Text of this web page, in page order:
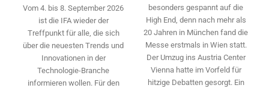
Vom 4. bis 8. September 2026
ist die IFA wieder der
Treffpunkt für alle, die sich
über die neuesten Trends und
Innovationen in der
Technologie-­Branche
informieren wollen. Für den
besonders gespannt auf die
High End, denn nach mehr als
20 Jahren in München fand die
Messe erstmals in Wien statt.
Der Umzug ins Austria Center
Vienna hatte im Vorfeld für
hitzige Debatten gesorgt. Ein